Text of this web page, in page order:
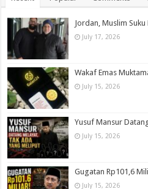
Jordan, Muslim
July 17, 2026
Wakaf Emas
July 15, 2026
Yusuf Mansur
July 15, 2026
Gugatan Rp101,6
July 15, 2026